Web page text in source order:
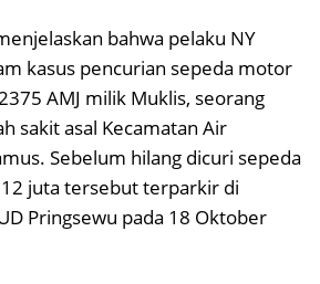
bahwa pelaku NY
kasus pencurian sepeda motor
AMJ milik Muklis, seorang
sakit asal Kecamatan Air
Sebelum hilang dicuri sepeda
juta tersebut terparkir di
Pringsewu pada 18 Oktober